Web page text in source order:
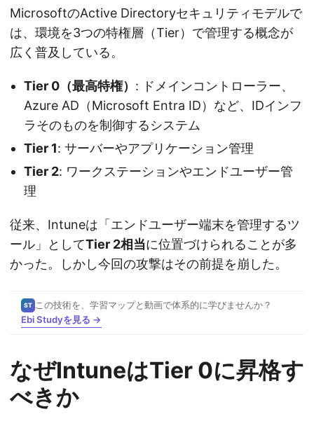
MicrosoftのActive Directoryセキュリティモデルで
は、環境を3つの特権層（Tier）で管理する概念が
広く普及している。
Tier 0（最高特権） : ドメインコントローラー、
Azure AD（Microsoft Entra ID）など、IDインフ
ラそのものを制御するシステム
Tier 1: サーバーやアプリケーション管理
Tier 2: ワークステーションやエンドユーザー管
理
従来、Intuneは「エンドユーザー端末を管理するツ
ール」としてTier 2相当に位置づけられることが多
かった。しかし今回の攻撃はその前提を崩した。
ST この技術を、学習マップと動画で体系的に学びませんか？
Ebi Studyを見る →
なぜIntuneはTier 0に昇格す
べきか